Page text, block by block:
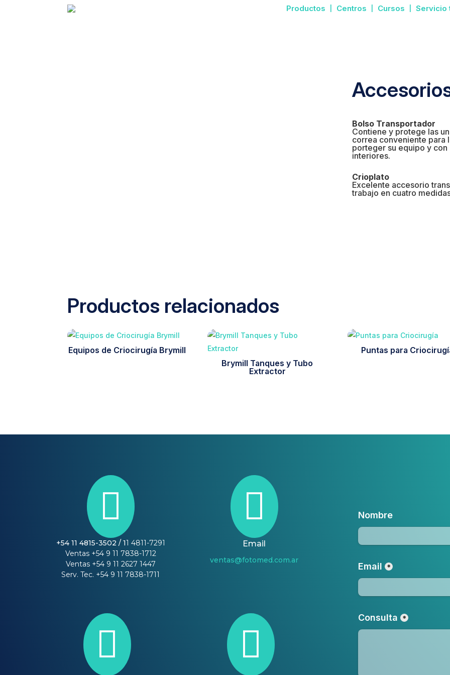
Productos Centros Cursos Servicio
Bolso Transportador
Contiene y protege las
correa conveniente para
porteger su equipo y
interiores.
Crioplato
Excelente accesorio
trabajo en cuatro
Productos relacionados
Equipos de Criocirugía Brymill
Brymill Tanques y Tubo
Extractor
Puntas para

+54 11 4815-3502 / 11 4811-7291
Ventas +54 9 11 7838-1712
Ventas +54 9 11 2627 1447
Serv. Tec. +54 9 11 7838-1711

Email
ventas@fotomed.com.ar
 